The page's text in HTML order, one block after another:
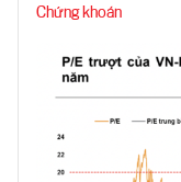
Chứng khoán